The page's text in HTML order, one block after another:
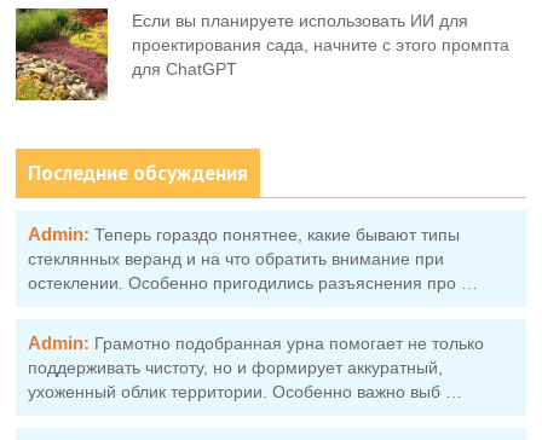
Если вы планируете использовать ИИ для
проектирования сада, начните с этого промпта
для ChatGPT
Последние обсуждения
Admin: Теперь гораздо понятнее, какие бывают типы
стеклянных веранд и на что обратить внимание при
остеклении. Особенно пригодились разъяснения про …
Admin: Грамотно подобранная урна помогает не только
поддерживать чистоту, но и формирует аккуратный,
ухоженный облик территории. Особенно важно выб …